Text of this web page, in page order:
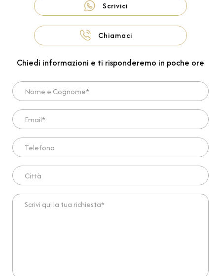
Scrivici
Chiamaci
Chiedi informazioni e ti risponderemo in poche ore
Nome e Cognome*
Email*
Telefono
Città
Scrivi qui la tua richiesta*